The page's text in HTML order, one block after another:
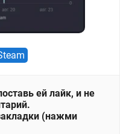
ей лайк, и не
(нажми